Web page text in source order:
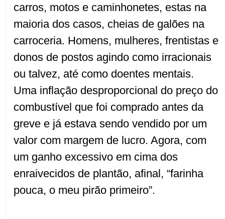
carros, motos e caminhonetes, estas na
maioria dos casos, cheias de galões na
carroceria. Homens, mulheres, frentistas e
donos de postos agindo como irracionais
ou talvez, até como doentes mentais.
Uma inflação desproporcional do preço do
combustível que foi comprado antes da
greve e já estava sendo vendido por um
valor com margem de lucro. Agora, com
um ganho excessivo em cima dos
enraivecidos de plantão, afinal, “farinha
pouca, o meu pirão primeiro”.